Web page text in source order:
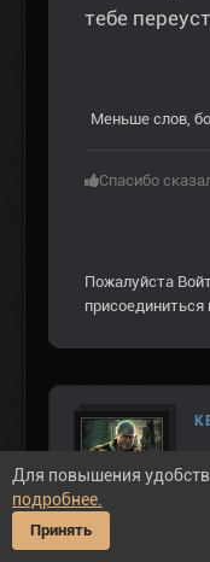
тебе
Меньше слов,
Спасибо
Пожалуйста
присоединиться
Для повышения
подробнее.
Принять